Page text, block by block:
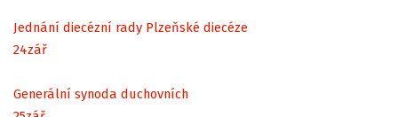
Jednání diecézní rady Plzeňské diecéze
24zář
Generální synoda duchovních